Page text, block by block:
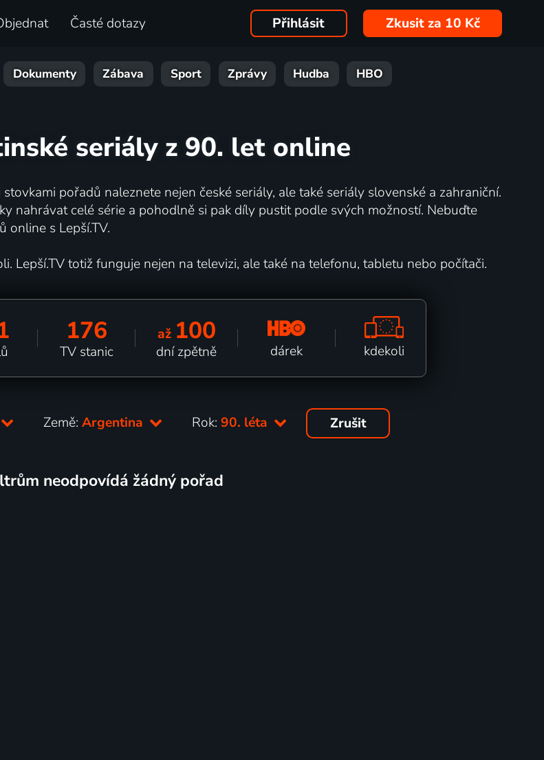
Časté dotazy Přihlásit Zkusit za 10 Kč
Dokumenty Zábava Sport Zprávy Hudba HBO
seriály z 90. let online
pořadů naleznete nejen české seriály, ale také seriály slovenské a zahraniční.
nahrávat celé série a pohodlně si pak díly pustit podle svých možností. Nebuďte
online s Lepší.TV.
Lepší.TV totiž funguje nejen na televizi, ale také na telefonu, tabletu nebo počítači.
176
TV stanic
až 100
dní zpětně dárek kdekoli
Země:Argentina Rok:90. léta Zrušit
neodpovídá žádný pořad